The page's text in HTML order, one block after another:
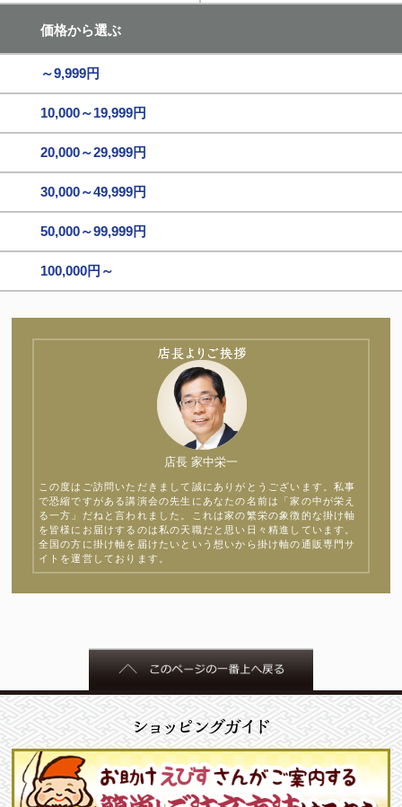
価格から選ぶ
～9,999円
10,000～19,999円
20,000～29,999円
30,000～49,999円
50,000～99,999円
100,000円～
店長 家中栄一
この度はご訪問いただきまして誠にありがとうございます。私事
で恐縮ですがある講演会の先生にあなたの名前は「家の中が栄え
る一方」だねと言われました。これは家の繁栄の象徴的な掛け軸
を皆様にお届けするのは私の天職だと思い日々精進しています。
全国の方に掛け軸を届けたいという想いから掛け軸の通販専門サ
イトを運営しております。